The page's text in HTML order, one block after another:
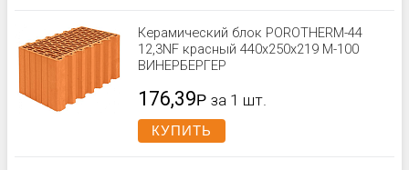
Керамический блок POROTHERM-44
12,3NF красный 440x250x219 М-100
ВИНЕРБЕРГЕР
176,39Р за 1 шт.
КУПИТЬ